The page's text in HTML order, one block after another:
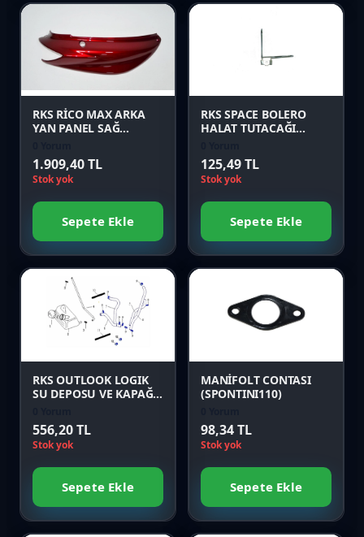
Karşılaştır
RKS RİCO MAX ARKA
YAN PANEL SAĞ
1.909,40 TL
Stok yok
Sepete Ekle
Karşılaştır
RKS SPACE BOLERO
HALAT TUTACAĞI
125,49 TL
Stok yok
Sepete Ekle
Favori
Karşılaştır
RKS OUTLOOK LOGIK
SU DEPOSU VE KAPAĞI
556,20 TL
Stok yok
Sepete Ekle
Favori
Karşılaştır
MANİFOLT CONTASI
(SPONTINI110)
98,34 TL
Stok yok
Sepete Ekle